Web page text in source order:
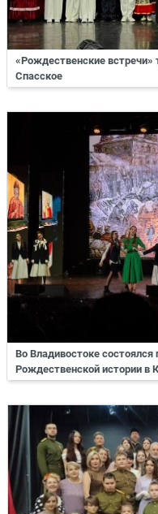
«Рождественские встречи»
Спасское
Во Владивостоке
Рождественской истории в